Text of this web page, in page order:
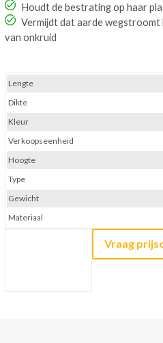
Houdt de bestrating op haar
Vermijdt dat aarde wegstroomt
van onkruid
Vraag
Lengte
Dikte
Kleur
Verkoopseenheid
Hoogte
Type
Gewicht
Materiaal